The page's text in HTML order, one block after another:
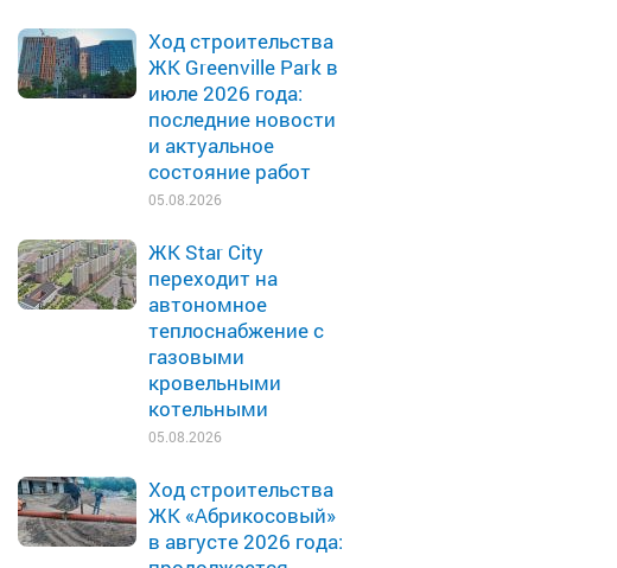
Ход строительства
ЖК Greenville Park в
июле 2026 года:
последние новости
и актуальное
состояние работ
05.08.2026
ЖК Star City
переходит на
автономное
теплоснабжение с
газовыми
кровельными
котельными
05.08.2026
Ход строительства
ЖК «Абрикосовый»
в августе 2026 года: